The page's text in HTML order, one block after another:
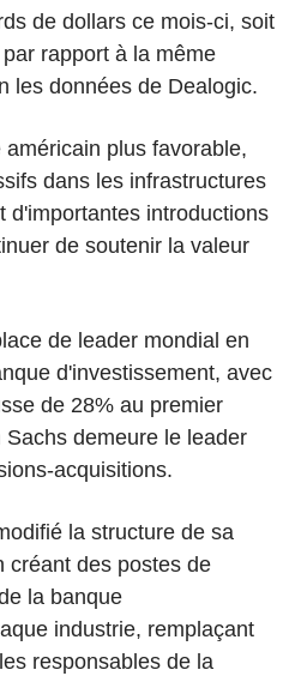
de dollars ce mois-ci, soit
rapport à la même
les données de Dealogic.
plus favorable,
dans les infrastructures
d'importantes introductions
de soutenir la valeur
de leader mondial en
d'investissement, avec
de 28% au premier
demeure le leader
acquisitions.
la structure de sa
créant des postes de
la banque
industrie, remplaçant
responsables de la